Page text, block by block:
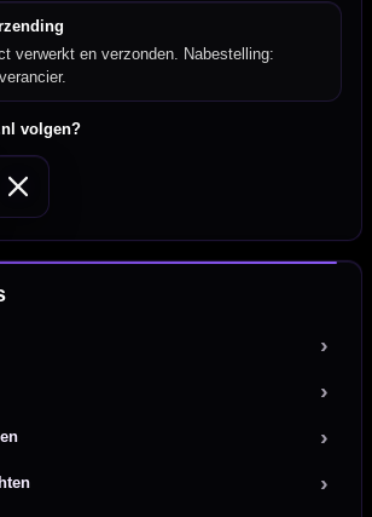
verwerkt en verzonden. Nabestelling:
volgen?